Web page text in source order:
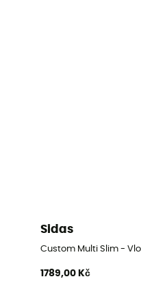
Sidas
Custom Multi Slim -
1789,00 Kč